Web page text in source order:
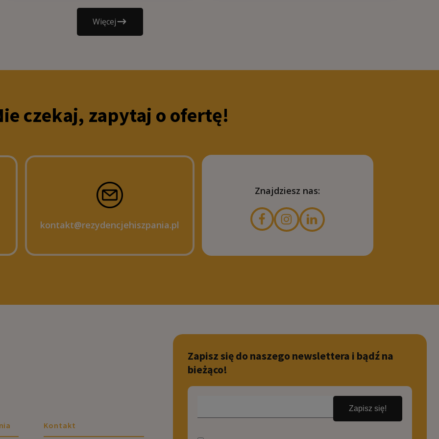
Więcej
czekaj, zapytaj o ofertę!
kontakt@rezydencjehiszpania.pl
Znajdziesz nas:
Kontakt
Zapisz się do naszego newslettera i bądź na
bieżąco!
Zapisz się!